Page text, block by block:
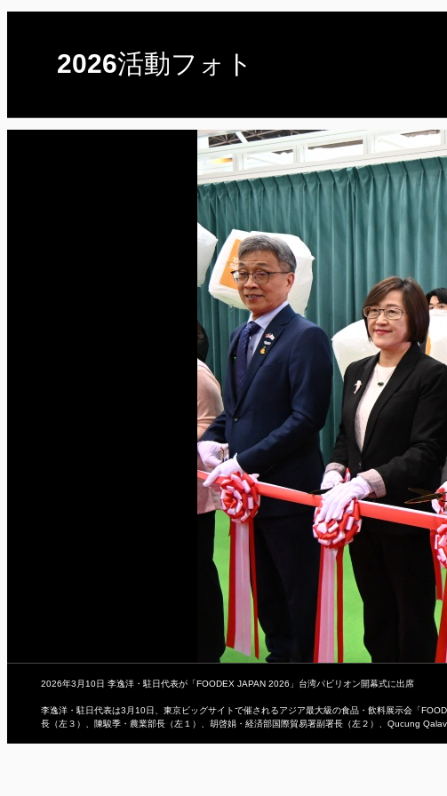
2026活動フォト
2026年3月10日 李逸洋・駐日代表が「FOODEX JAPAN 2026」台湾パビリオン開幕式に出席
李逸洋・駐日代表は3月10日、東京ビッグサイトで催されるアジア最大級の食品・飲料展示会「
長（左３）、陳駿季・農業部長（左１）、胡啓娟・経済部国際貿易署副署長（左２）、Qucung